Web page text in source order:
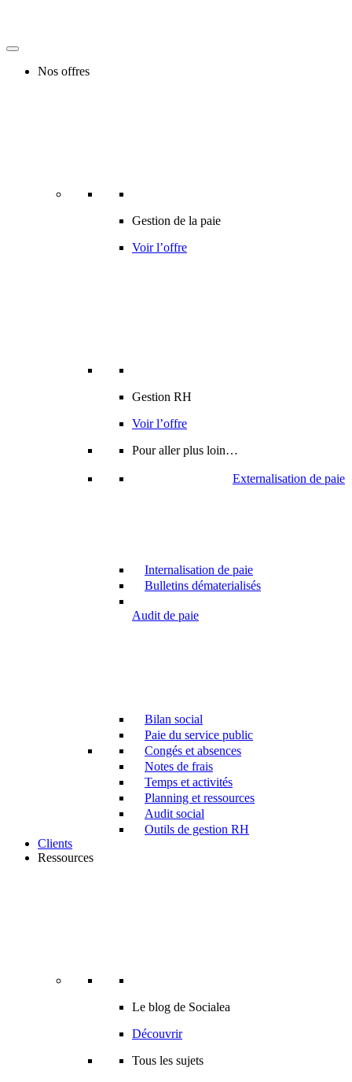
Nos offres
Gestion de la paie
Voir l’offre
Gestion RH
Voir l’offre
Pour aller plus loin…
Externalisation de paie
Internalisation de paie
Bulletins dématerialisés
Audit de paie
Bilan social
Paie du service public
Congés et absences
Notes de frais
Temps et activités
Planning et ressources
Audit social
Outils de gestion RH
Clients
Ressources
Le blog de Socialea
Découvrir
Tous les sujets